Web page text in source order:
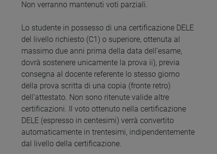
Non verranno mantenuti voti parziali.
Lo studente in possesso di una certificazione DELE
del livello richiesto (C1) o superiore, ottenuta al
massimo due anni prima della data dell’esame,
dovrà sostenere unicamente la prova ii), previa
consegna al docente referente lo stesso giorno
della prova scritta di una copia (fronte retro)
dell’attestato. Non sono ritenute valide altre
certificazioni. Il voto ottenuto nella certificazione
DELE (espresso in centesimi) verrà convertito
automaticamente in trentesimi, indipendentemente
dal livello della certificazione.